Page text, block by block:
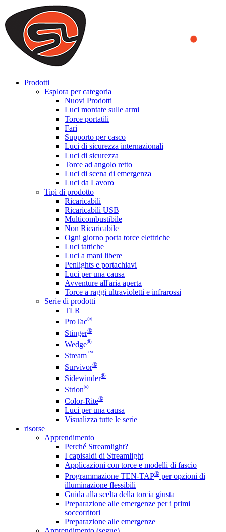
We use cookies to ensure that we provide you the best experience
on our website. By continuing to browse this website, you accept
that cookies are used to help us analyze how the website is used and
to offer you a better experience. To learn more or to find out how
you can disable cookies, you can access our
Prodotti
Esplora per categoria
Nuovi Prodotti
Luci montate sulle armi
Torce portatili
Fari
Supporto per casco
Luci di sicurezza internazionali
Luci di sicurezza
Torce ad angolo retto
Luci di scena di emergenza
Luci da Lavoro
Tipi di prodotto
Ricaricabili
Ricaricabili USB
Multicombustibile
Non Ricaricabile
Ogni giorno porta torce elettriche
Luci tattiche
Luci a mani libere
Penlights e portachiavi
Luci per una causa
Avventure all'aria aperta
Torce a raggi ultravioletti e infrarossi
Serie di prodotti
TLR
ProTac®
Stinger®
Wedge®
Stream™
Survivor®
Sidewinder®
Strion®
Color-Rite®
Luci per una causa
Visualizza tutte le serie
risorse
Apprendimento
Perché Streamlight?
I capisaldi di Streamlight
Applicazioni con torce e modelli di fascio
Programmazione TEN-TAP® per opzioni di
illuminazione flessibili
Guida alla scelta della torcia giusta
Preparazione alle emergenze per i primi
soccorritori
Preparazione alle emergenze